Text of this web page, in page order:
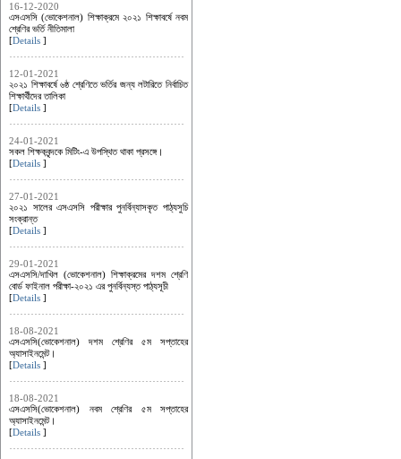
16-12-2020
এসএসসি (ভোকেশনাল) শিক্ষাক্রমে ২০২১ শিক্ষাবর্ষে নবম
শ্রেণির ভর্তি নীতিমালা
[Details ]
12-01-2021
২০২১ শিক্ষাবর্ষে ৬ষ্ঠ শ্রেণিতে ভর্তির জন্য লটারিতে নির্বাচিত
শিক্ষার্থীদের তালিকা
[Details ]
24-01-2021
সকল শিক্ষকবৃন্দকে মিটিং-এ উপস্থিত থাকা প্রসঙ্গে।
[Details ]
27-01-2021
২০২১ সালের এসএসসি পরীক্ষার পুনর্বিন্যাসকৃত পাঠ্যসুচি
সংক্রান্ত
[Details ]
29-01-2021
এসএসসি/দাখিল (ভোকেশনাল) শিক্ষাক্রমের দশম শ্রেণি
বোর্ড ফাইনাল পরীক্ষা-২০২১ এর পুনর্বিন্যস্ত পাঠ্যসূচী
[Details ]
18-08-2021
এসএসসি(ভোকেশনাল) দশম শ্রেণির ৫ম সপ্তাহের
অ্যাসাইনমেন্ট।
[Details ]
18-08-2021
এসএসসি(ভোকেশনাল) নবম শ্রেণির ৫ম সপ্তাহের
অ্যাসাইনমেন্ট।
[Details ]